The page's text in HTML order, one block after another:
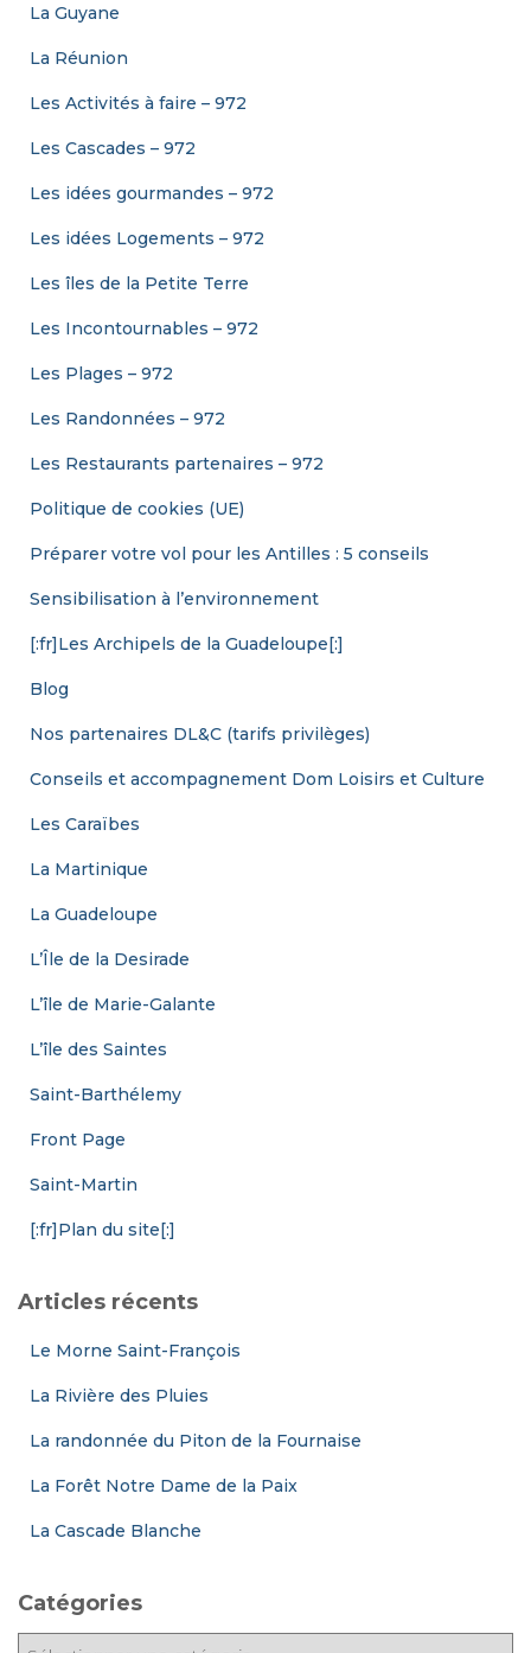
La Guyane
La Réunion
Les Activités à faire – 972
Les Cascades – 972
Les idées gourmandes – 972
Les idées Logements – 972
Les îles de la Petite Terre
Les Incontournables – 972
Les Plages – 972
Les Randonnées – 972
Les Restaurants partenaires – 972
Politique de cookies (UE)
Préparer votre vol pour les Antilles : 5 conseils
Sensibilisation à l’environnement
[:fr]Les Archipels de la Guadeloupe[:]
Blog
Nos partenaires DL&C (tarifs privilèges)
Conseils et accompagnement Dom Loisirs et Culture
Les Caraïbes
La Martinique
La Guadeloupe
L’Île de la Desirade
L’île de Marie-Galante
L’île des Saintes
Saint-Barthélemy
Front Page
Saint-Martin
[:fr]Plan du site[:]
Articles récents
Le Morne Saint-François
La Rivière des Pluies
La randonnée du Piton de la Fournaise
La Forêt Notre Dame de la Paix
La Cascade Blanche
Catégories